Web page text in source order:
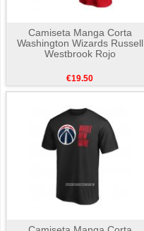
Camiseta Manga Corta
Washington Wizards Russell
Westbrook Rojo
€19.50